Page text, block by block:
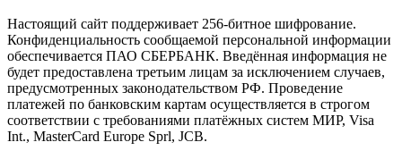
Настоящий сайт поддерживает 256-битное шифрование.
Конфиденциальность сообщаемой персональной информации
обеспечивается ПАО СБЕРБАНК. Введённая информация не
будет предоставлена третьим лицам за исключением случаев,
предусмотренных законодательством РФ. Проведение
платежей по банковским картам осуществляется в строгом
соответствии с требованиями платёжных систем МИР, Visa
Int., MasterCard Europe Sprl, JCB.